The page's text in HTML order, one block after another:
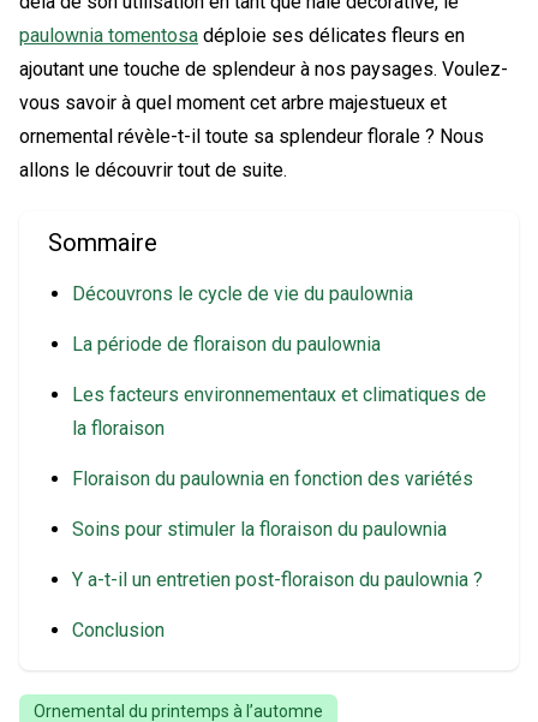
paulownia tomentosa déploie ses délicates fleurs en
ajoutant une touche de splendeur à nos paysages. Voulez-
vous savoir à quel moment cet arbre majestueux et
ornemental révèle-t-il toute sa splendeur florale ? Nous
allons le découvrir tout de suite.
Sommaire
Découvrons le cycle de vie du paulownia
La période de floraison du paulownia
Les facteurs environnementaux et climatiques de
la floraison
Floraison du paulownia en fonction des variétés
Soins pour stimuler la floraison du paulownia
Y a-t-il un entretien post-floraison du paulownia ?
Conclusion
Ornemental du printemps à l’automne